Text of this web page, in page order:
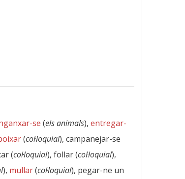
se (els animals), entregar-
(col·loquial), campanejar-se
(col·loquial), follar (col·loquial),
), mullar(col·loquial), pegar-ne un